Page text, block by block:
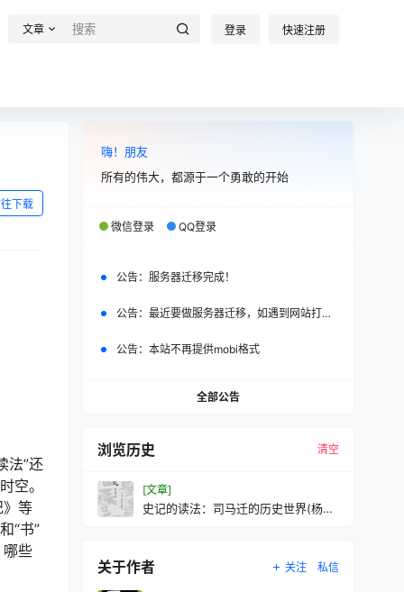
文章 登录 快速注册
下载
法”还
空。
》等
“书”
哪些
嗨！朋友
所有的伟大，都源于一个勇敢的开始
微信登录 QQ登录
公告： 服务器迁移完成！
公告： 最近要做服务器迁移，如遇到网站打不开，请改日再试。
公告： 本站不再提供mobi格式
全部公告
浏览历史 清空
[文章]
史记的读法：司马迁的历史世界(杨照)
关于作者 关注 私信